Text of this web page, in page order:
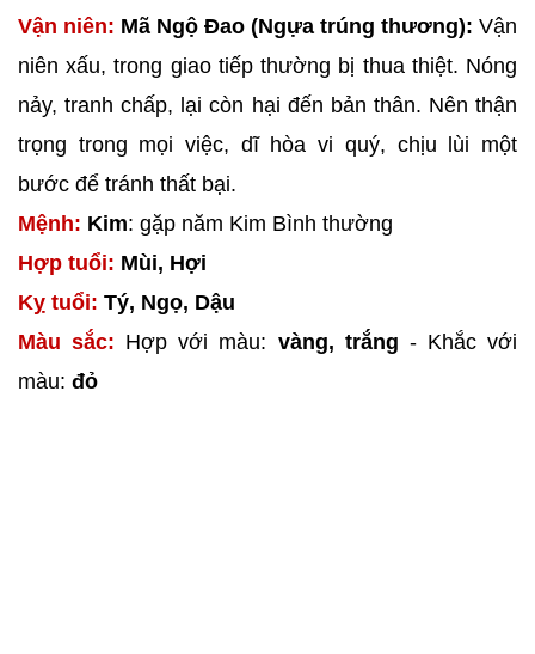
Vận niên: Mã Ngộ Đao (Ngựa trúng thương): Vận
niên xấu, trong giao tiếp thường bị thua thiệt. Nóng
nảy, tranh chấp, lại còn hại đến bản thân. Nên thận
trọng trong mọi việc, dĩ hòa vi quý, chịu lùi một
bước để tránh thất bại.
Mệnh: Kim: gặp năm Kim Bình thường
Hợp tuổi: Mùi, Hợi
Kỵ tuổi: Tý, Ngọ, Dậu
Màu sắc: Hợp với màu: vàng, trắng - Khắc với
màu: đỏ